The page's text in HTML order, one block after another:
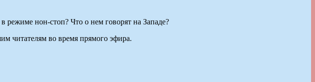
режиме нон-стоп? Что о нем говорят на Западе?
читателям во время прямого эфира.